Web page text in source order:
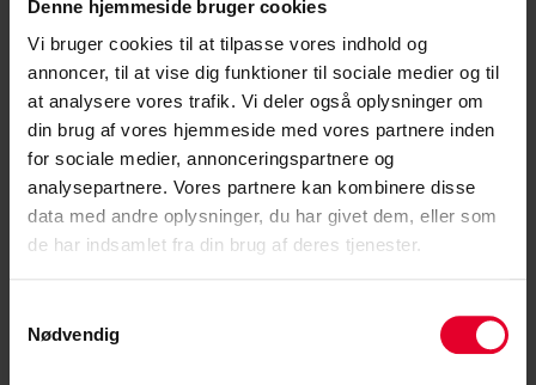
Denne hjemmeside bruger cookies
Vi bruger cookies til at tilpasse vores indhold og
annoncer, til at vise dig funktioner til sociale medier og til
at analysere vores trafik. Vi deler også oplysninger om
din brug af vores hjemmeside med vores partnere inden
for sociale medier, annonceringspartnere og
analysepartnere. Vores partnere kan kombinere disse
data med andre oplysninger, du har givet dem, eller som
de har indsamlet fra din brug af deres tjenester.
Nødvendig
medarbejderne – og i en attraktiv